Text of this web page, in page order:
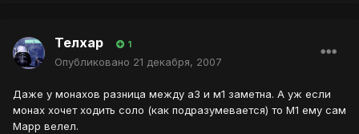
Телхар 1
Опубликовано 21 декабря, 2007
Даже у монахов разница между а3 и м1 заметна. А уж если
монах хочет ходить соло (как подразумевается) то М1 ему сам
Марр велел.